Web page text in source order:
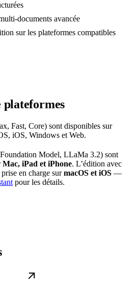
documents avancée
sur les plateformes compatibles
plateformes
Fast, Core) sont disponibles sur
iOS, Windows et Web.
Model, LLaMa 3.2) sont
Mac, iPad et iPhone. L’édition avec
en charge surmacOS et iOS —
pour les détails.